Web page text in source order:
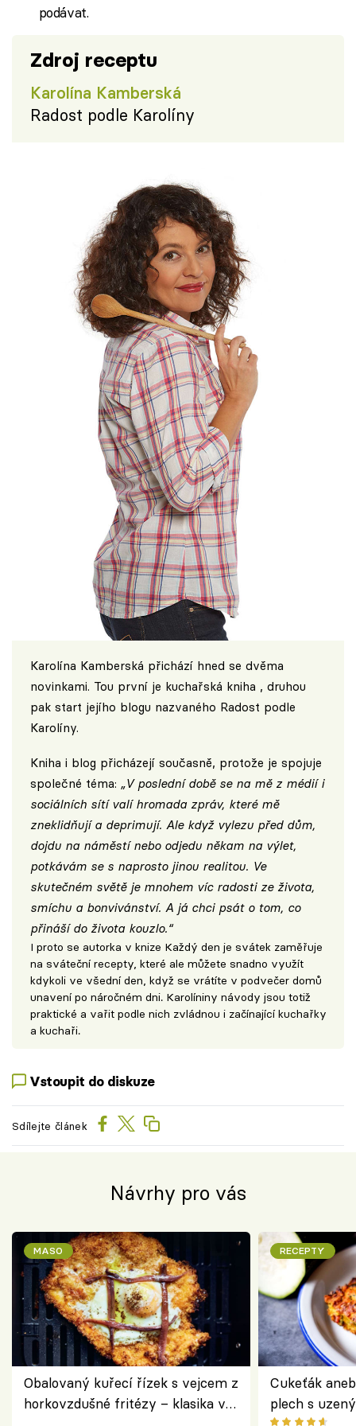
podávat.
Zdroj receptu
Karolína Kamberská
Radost podle Karolíny
Karolína Kamberská přichází hned se dvěma
novinkami. Tou první je kuchařská kniha , druhou
pak start jejího blogu nazvaného Radost podle
Karolíny.
Kniha i blog přicházejí současně, protože je spojuje
společné téma: „V poslední době se na mě z médií i
sociálních sítí valí hromada zpráv, které mě
zneklidňují a deprimují. Ale když vylezu před dům,
dojdu na náměstí nebo odjedu někam na výlet,
potkávám se s naprosto jinou realitou. Ve
skutečném světě je mnohem víc radosti ze života,
smíchu a bonvivánství. A já chci psát o tom, co
přináší do života kouzlo.“
I proto se autorka v knize Každý den je svátek zaměřuje
na sváteční recepty, které ale můžete snadno využít
kdykoli ve všední den, když se vrátíte v podvečer domů
unavení po náročném dni. Karolíniny návody jsou totiž
praktické a vařit podle nich zvládnou i začínající kuchařky
a kuchaři.
Vstoupit do diskuze
Sdílejte článek
Návrhy pro vás
MASO
Obalovaný kuřecí řízek s vejcem z
horkovzdušné fritézy – klasika v
RECEPTY
Cukeťák
plech s